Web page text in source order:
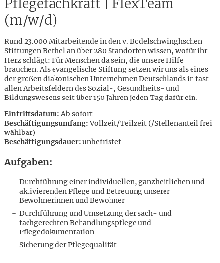
Pflegefachkraft | FlexTeam
(m/w/d)
Rund 23.000 Mitarbeitende in den v. Bodelschwinghschen
Stiftungen Bethel an über 280 Standorten wissen, wofür ihr
Herz schlägt: Für Menschen da sein, die unsere Hilfe
brauchen. Als evangelische Stiftung setzen wir uns als eines
der großen diakonischen Unternehmen Deutschlands in fast
allen Arbeitsfeldern des Sozial-, Gesundheits- und
Bildungswesens seit über 150 Jahren jeden Tag dafür ein.
Eintrittsdatum:Ab sofort
Beschäftigungsumfang:Vollzeit/Teilzeit (/Stellenanteil frei
wählbar)
Beschäftigungsdauer: unbefristet
Aufgaben:
Durchführung einer individuellen, ganzheitlichen und
aktivierenden Pflege und Betreuung unserer
Bewohnerinnen und Bewohner
Durchführung und Umsetzung der sach- und
fachgerechten Behandlungspflege und
Pflegedokumentation
Sicherung der Pflegequalität
Karte anzeigen